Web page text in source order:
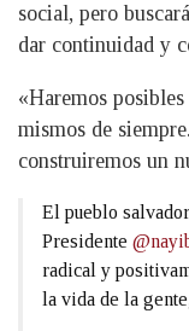
social, pero
dar continuidad y
«Haremos
mismos de
construiremos un
El pueblo
Presidente
radical y
la vida de la